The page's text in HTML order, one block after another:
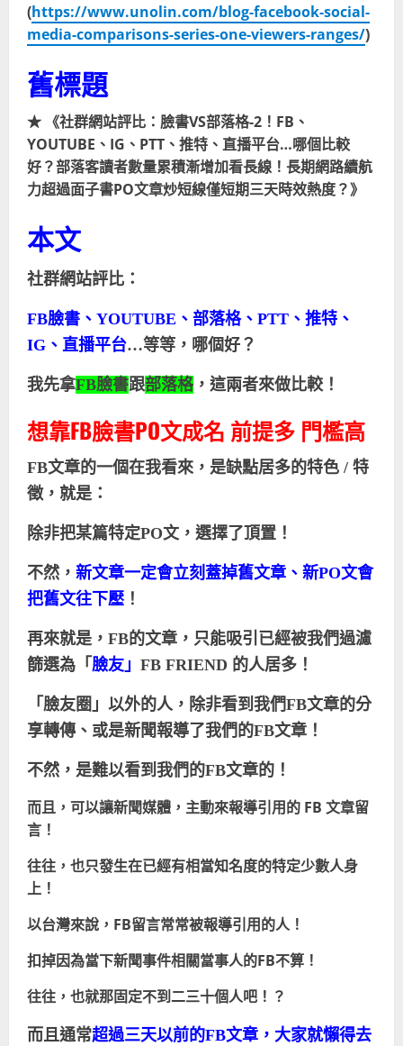
(https://www.unolin.com/blog-facebook-social-
media-comparisons-series-one-viewers-ranges/)
舊標題
★ 《社群網站評比：臉書VS部落格-2！FB、
YOUTUBE、IG、PTT、推特、直播平台…哪個比較
好？部落客讀者數量累積漸增加看長線！長期網路續航
力超過面子書PO文章炒短線僅短期三天時效熱度？》
本文
社群網站評比：
FB臉書、 YOUTUBE 、部落格、 PTT 、推特、
IG 、直播平台…等等，哪個好？
我先拿FB臉書跟部落格，這兩者來做比較！
想靠FB臉書PO文成名 前提多 門檻高
FB文章的一個在我看來，是缺點居多的特色 / 特
徵，就是：
除非把某篇特定PO文，選擇了頂置！
不然， 新文章一定會立刻蓋掉舊文章、新PO文會
把舊文往下壓 ！
再來就是， FB的文章，只能吸引已經被我們過濾
篩選為「 臉友」 FB FRIEND 的人居多！
「臉友圈」以外的人，除非看到我們FB文章的分
享轉傳、或是新聞報導了我們的FB文章！
不然，是難以看到我們的FB文章的！
而且，可以讓新聞媒體，主動來報導引用的 FB 文章留
言！
往往，也只發生在已經有相當知名度的特定少數人身
上！
以台灣來說，FB留言常常被報導引用的人！
扣掉因為當下新聞事件相關當事人的FB不算！
往往，也就那固定不到二三十個人吧！？
而且通常超過三天以前的FB文章，大家就懶得去